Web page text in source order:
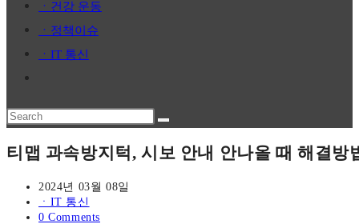
ㆍ건강 운동
ㆍ정책이슈
ㆍIT 통신
search
Search
website
티맵 과속방지턱, 시보 안내 안나올 때 해결방
Post
published:
2024년 03월 08일
Post
category:
ㆍIT 통신
Post
0 Comments